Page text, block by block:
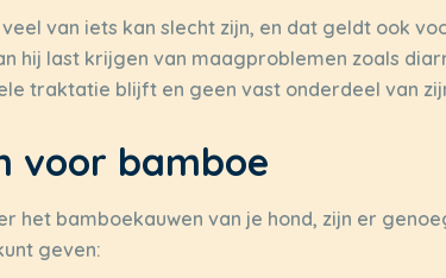
van iets kan slecht zijn, en dat geldt ook
hij last krijgen van maagproblemen zoals
traktatie blijft en geen vast onderdeel van
voor bamboe
het bamboekauwen van je hond, zijn er
geven: